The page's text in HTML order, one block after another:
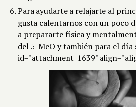
Para ayudarte a relajarte al
gusta calentarnos con un poco
a prepararte física y
del 5-MeO y también para el
id="attachment_1639"